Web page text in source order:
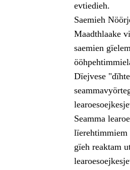
evtiedieh.
Saemieh
Maadthlaake
saemien
Dïejvese
Seamma
lïerehtimmiem
gïeh reaktam